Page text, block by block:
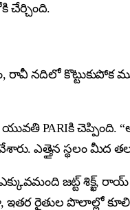
చేర్చింది.
రావీ నదిలో
PARIకి చెప్పింది.
ఎత్తైన స్థలం
జట్ట్ శిక్ఖ్,
రైతుల పొలాల్లో